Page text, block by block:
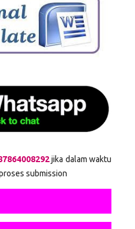
jika dalam waktu
submission